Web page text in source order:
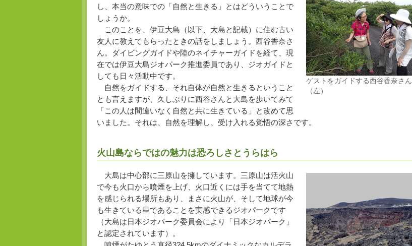
ゲストをガイドする西谷香奈さん
（左）
し、本当の意味での「自然と生きる」とはどういうことで
しょうか。
このことを、伊豆大島（以下、大島と記載）に住む古い
友人に教えてもらったときの話をしましょう。西谷香奈さ
ん。ダイビングガイドや陸のネイチャーガイドを経て、現
在では伊豆大島ジオパーク推進委員であり、ジオガイドと
しても日々活動中です。
自然をガイドする、それ自体が自然と生きるということ
とも言えますが、久しぶりに西谷さんと大島を歩いてみて
「この人は間違いなく自然と共に生きている」と改めて思
いました。それは、自然を理解し、受け入れる覚悟の深さです。
火山島ならではの魅力は恐ろしさとうらはら
大島は中心部に三原山を擁しています。三原山は活火山
で今も火口から噴煙を上げ、火口近くには手を当てて地熱
を感じられる場所もあり、まさに火山が、そして地球が今
も生きている星であることを実感できるジオパークです
（大島は日本ジオパーク委員会により「日本ジオパーク」
と認定されています）。